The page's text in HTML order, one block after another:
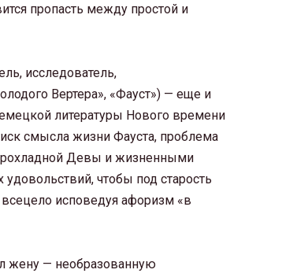
пропасть между простой и
исследователь,
Вертера», «Фауст») — еще и
литературы Нового времени
смысла жизни Фауста, проблема
Девы и жизненными
чтобы под старость
исповедуя афоризм «в
жену — необразованную